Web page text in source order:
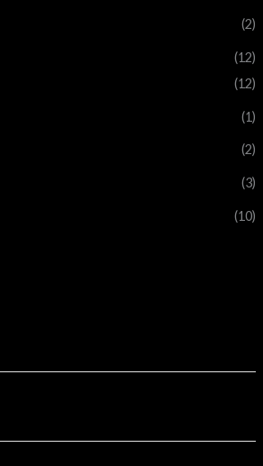
(2)
(12)
(12)
(1)
(2)
(3)
(10)